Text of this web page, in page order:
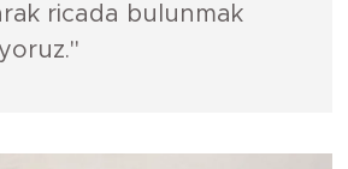
ricada bulunmak